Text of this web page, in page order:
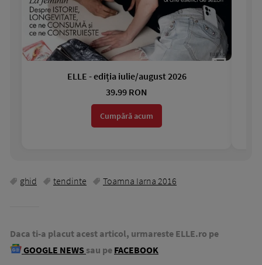
ELLE - ediția iulie/august 2026
39.99 RON
Cumpără acum
ghid tendinte Toamna Iarna 2016
Daca ti-a placut acest articol, urmareste ELLE.ro pe
GOOGLE NEWS sau pe FACEBOOK